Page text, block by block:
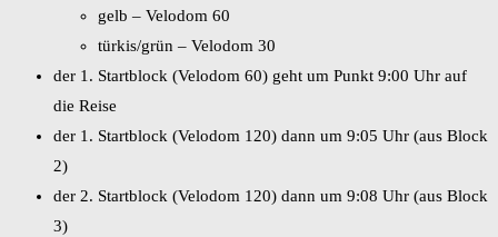
gelb – Velodom 60
türkis/grün – Velodom 30
der 1. Startblock (Velodom 60) geht um Punkt 9:00 Uhr auf
die Reise
der 1. Startblock (Velodom 120) dann um 9:05 Uhr (aus Block
2)
der 2. Startblock (Velodom 120) dann um 9:08 Uhr (aus Block
3)